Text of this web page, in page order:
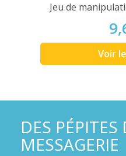
Jeu de
Voir
DES
MESSAGERIE